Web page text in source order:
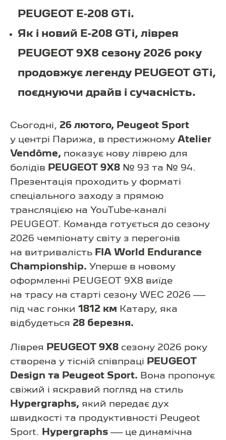
PEUGEOT E-208 GTi.
Як і новий E-208 GTi, ліврея
PEUGEOT 9X8 сезону 2026 року
продовжує легенду PEUGEOT GTi,
поєднуючи драйв і сучасність.
Сьогодні, 26 лютого, Peugeot Sport
у центрі Парижа, в престижному Atelier
Vendôme, показує нову ліврею для
болідів
PEUGEOT 9X8 № 93 та № 94.
Презентація проходить у форматі
спеціального заходу з прямою
трансляцією на YouTube-каналі
PEUGEOT. Команда готується до сезону
2026 чемпіонату світу з перегонів
на витривалість FIA World Endurance
Championship. Уперше в новому
оформленні PEUGEOT 9X8 виїде
на трасу на старті сезону WEC 2026 —
під час гонки 1812 км Катару, яка
відбудеться 28 березня.
Ліврея PEUGEOT 9X8 сезону 2026 року
створена у тісній співпраці PEUGEOT
Design та Peugeot Sport. Вона пропонує
свіжий і яскравий погляд на стиль
Hypergraphs, який передає дух
швидкості та продуктивності Peugeot
Sport.
Hypergraphs — це динамічна